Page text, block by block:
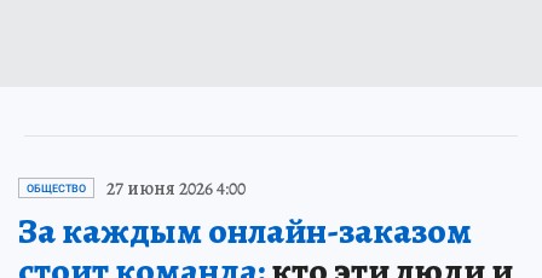
ОБЩЕСТВО 27 июня 2026 4:00
За каждым онлайн-заказом